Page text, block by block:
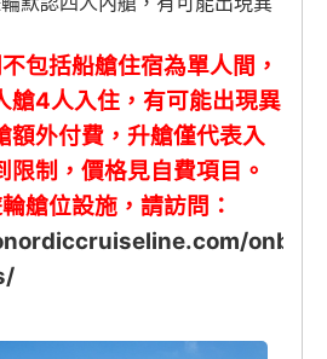
包括船艙住宿為單人間，
艙4人入住，有可能出現異
額外付費，升艙僅代表入
限制，價格見自費項目。
艙位設施，請訪問：